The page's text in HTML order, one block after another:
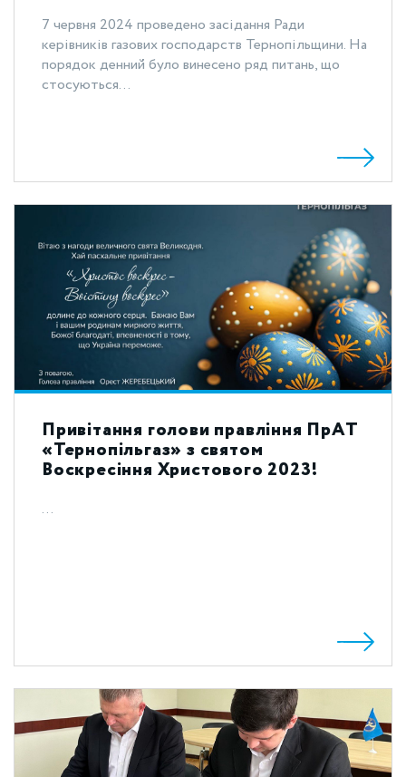
7 червня 2024 проведено засідання Ради
керівників газових господарств Тернопільщини. На
порядок денний було винесено ряд питань, що
стосуються...
Привітання голови правління ПрАТ
«Тернопільгаз» з святом
Воскресіння Христового 2023!
...